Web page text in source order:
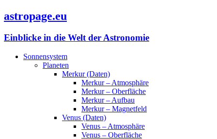
astropage.eu
Einblicke in die Welt der Astronomie
Sonnensystem
Planeten
Merkur (Daten)
Merkur – Atmosphäre
Merkur – Oberfläche
Merkur – Aufbau
Merkur – Magnetfeld
Venus (Daten)
Venus – Atmosphäre
Venus – Oberfläche